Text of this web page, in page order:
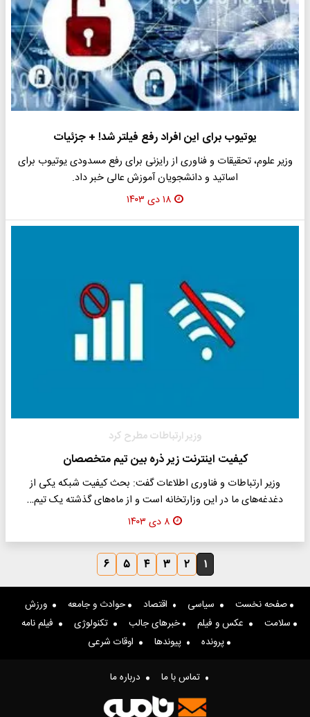
یوتیوب برای این افراد رفع فیلتر شد! + جزئیات
وزیر علوم، تحقیقات و فناوری از رایزنی برای رفع مسدودی یوتیوب برای
اساتید و دانشجویان آموزش عالی خبر داد.
۱۸ دی ۱۴۰۳
وزیر ارتباطات مطرح کرد
کیفیت اینترنت زیر ذره بین تیم متخصصان
وزیر ارتباطات و فناوری اطلاعات گفت: بحث کیفیت شبکه یکی از
دغدغه‌های ما در این وزارتخانه است و از ماه‌های گذشته یک تیم…
۸ دی ۱۴۰۳
۱ ۲ ۳ ۴ ۵ ۶
صفحه نخست سیاسی اقتصاد حوادث و جامعه
ورزش
سلامت
عکس و فیلم خبرهای جالب تکنولوژی
فیلم نامه
پرونده
پیوندها اوقات شرعی
تماس با ما درباره ما